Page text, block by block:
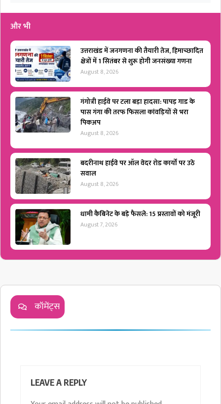
और भी
उत्तराखंड में जनगणना की तैयारी तेज, हिमाच्छादित
क्षेत्रों में 1 सितंबर से शुरू होगी जनसंख्या गणना
August 8, 2026
गंगोत्री हाईवे पर टला बड़ा हादसा: पापड़ गाड के
पास गंगा की तरफ फिसला कांवड़ियों से भरा
पिकअप
August 8, 2026
बदरीनाथ हाईवे पर ऑल वेदर रोड कार्यों पर उठे
सवाल
August 8, 2026
धामी कैबिनेट के बड़े फैसले: 15 प्रस्तावों को मंजूरी
August 7, 2026
कॉमेंट्स
LEAVE A REPLY